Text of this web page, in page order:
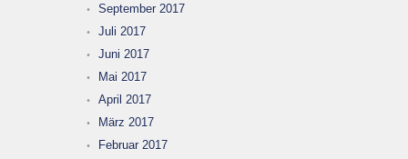
September 2017
Juli 2017
Juni 2017
Mai 2017
April 2017
März 2017
Februar 2017